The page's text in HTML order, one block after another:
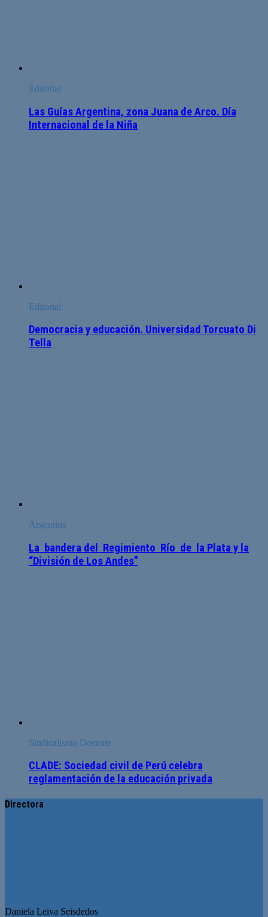
Editorial
Las Guías Argentina, zona Juana de Arco. Día
Internacional de la Niña
Editorial
Democracia y educación. Universidad Torcuato Di
Tella
Argentina
La bandera del Regimiento Río de la Plata y la
“División de Los Andes”
Sindicalismo Docente
CLADE: Sociedad civil de Perú celebra
reglamentación de la educación privada
Directora
Daniela Leiva Seisdedos